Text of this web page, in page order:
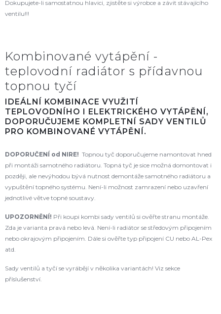
Dokupujete-li samostatnou hlavici, zjistěte si výrobce a závit stávajícího
ventilu!!!
Kombinované vytápění -
teplovodní radiátor s přídavnou
topnou tyčí
IDEÁLNÍ KOMBINACE VYUŽITÍ
TEPLOVODNÍHO I ELEKTRICKÉHO VYTÁPĚNÍ,
DOPORUČUJEME KOMPLETNÍ SADY VENTILŮ
PRO KOMBINOVANÉ VYTÁPĚNÍ.
DOPORUČENÍ od NIRE! Topnou tyč doporučujeme namontovat hned
při montáži samotného radiátoru. Topná tyč je sice možná domontovat i
později, ale nevýhodou bývá nutnost demontáže samotného radiátoru a
vypuštění topného systému. Není-li možnost zamrazení nebo uzavření
jednotlivé větve topné soustavy.
UPOZORNĚNÍ! Při koupi kombi sady ventilů si ověřte stranu montáže.
Zda je varianta pravá nebo levá. Není-li radiátor se středovým připojením
nebo okrajovým připojením. Dále si ověřte typ připojení CU nebo AL-Pex
atd.
Sady ventilů a tyčí se vyrábějí v několika variantách! Viz sekce
příslušenství.